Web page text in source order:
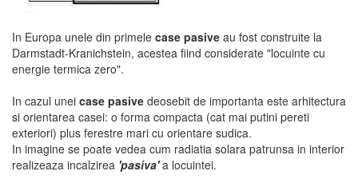
In Europa unele din primele case pasive au fost construite la
Darmstadt-Kranichstein, acestea fiind considerate "locuinte cu
energie termica zero".
In cazul unei case pasive deosebit de importanta este arhitectura
si orientarea casei: o forma compacta (cat mai putini pereti
exteriori) plus ferestre mari cu orientare sudica.
In imagine se poate vedea cum radiatia solara patrunsa in interior
realizeaza incalzirea 'pasiva'a locuintei.